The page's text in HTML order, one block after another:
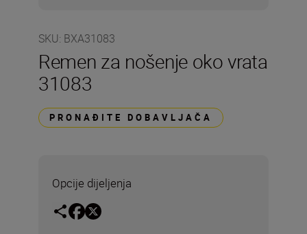
SKU: BXA31083
Remen za nošenje oko vrata
31083
PRONAĐITE DOBAVLJAČA
Opcije dijeljenja